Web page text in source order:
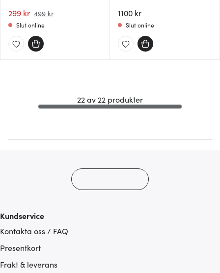
299 kr 499 kr
Slut online
1100 kr
Slut online
22 av 22 produkter
Kundservice
Kontakta oss / FAQ
Presentkort
Frakt & leverans